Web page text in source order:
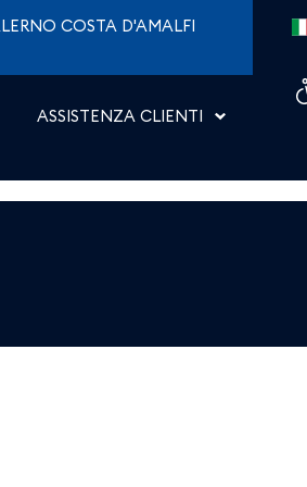
COSTA D'AMALFI
ASSISTENZA CLIENTI